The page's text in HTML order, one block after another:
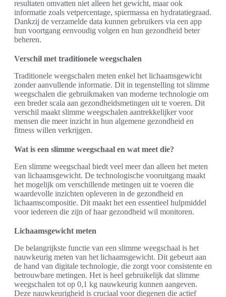
resultaten omvatten niet alleen het gewicht, maar ook
informatie zoals vetpercentage, spiermassa en hydratatiegraad.
Dankzij de verzamelde data kunnen gebruikers via een app
hun voortgang eenvoudig volgen en hun gezondheid beter
beheren.
Verschil met traditionele weegschalen
Traditionele weegschalen meten enkel het lichaamsgewicht
zonder aanvullende informatie. Dit in tegenstelling tot slimme
weegschalen die gebruikmaken van moderne technologie om
een breder scala aan gezondheidsmetingen uit te voeren. Dit
verschil maakt slimme weegschalen aantrekkelijker voor
mensen die meer inzicht in hun algemene gezondheid en
fitness willen verkrijgen.
Wat is een slimme weegschaal en wat meet die?
Een slimme weegschaal biedt veel meer dan alleen het meten
van lichaamsgewicht. De technologische vooruitgang maakt
het mogelijk om verschillende metingen uit te voeren die
waardevolle inzichten opleveren in de gezondheid en
lichaamscompositie. Dit maakt het een essentieel hulpmiddel
voor iedereen die zijn of haar gezondheid wil monitoren.
Lichaamsgewicht meten
De belangrijkste functie van een slimme weegschaal is het
nauwkeurig meten van het lichaamsgewicht. Dit gebeurt aan
de hand van digitale technologie, die zorgt voor consistente en
betrouwbare metingen. Het is heel gebruikelijk dat slimme
weegschalen tot op 0,1 kg nauwkeurig kunnen aangeven.
Deze nauwkeurigheid is cruciaal voor diegenen die actief